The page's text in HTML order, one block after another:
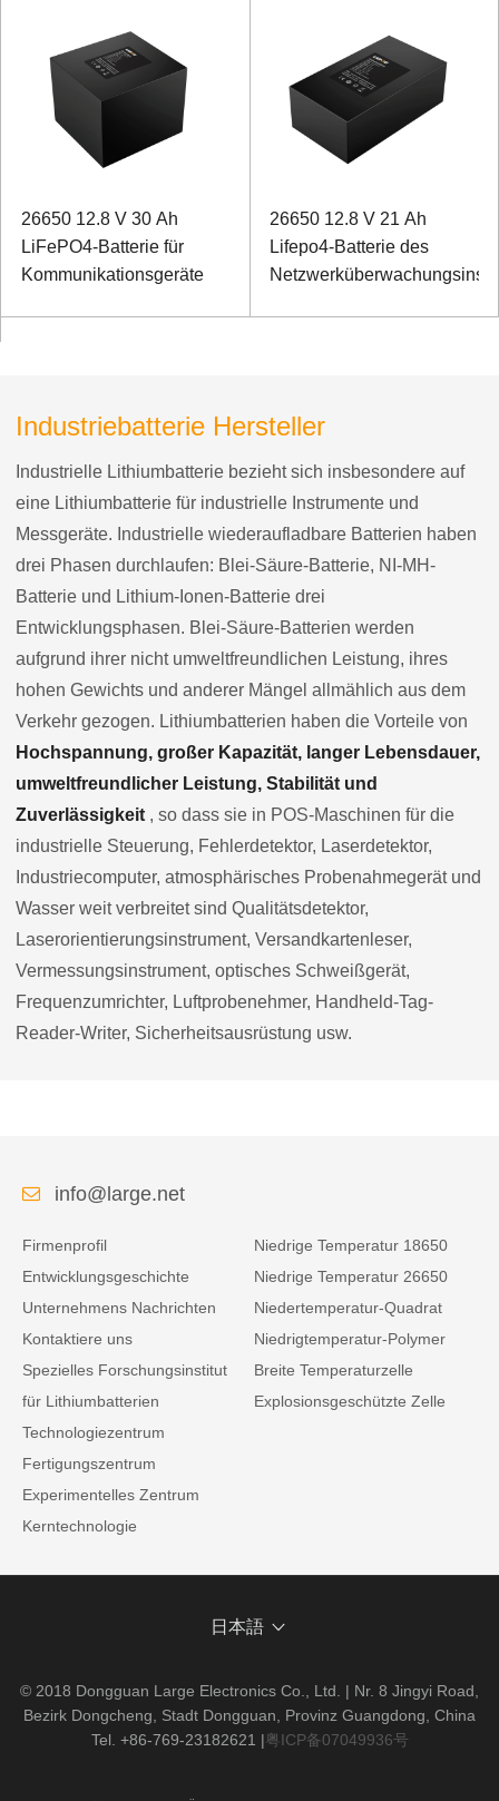
26650 12.8 V 30 Ah
LiFePO4-Batterie für
Kommunikationsgeräte
26650 12.8 V 21 Ah
Lifepo4-Batterie des
Industriebatterie Hersteller
Industrielle Lithiumbatterie bezieht sich insbesondere auf
eine Lithiumbatterie für industrielle Instrumente und
Messgeräte. Industrielle wiederaufladbare Batterien haben
drei Phasen durchlaufen: Blei-Säure-Batterie, NI-MH-
Batterie und Lithium-Ionen-Batterie drei
Entwicklungsphasen. Blei-Säure-Batterien werden
aufgrund ihrer nicht umweltfreundlichen Leistung, ihres
hohen Gewichts und anderer Mängel allmählich aus dem
Verkehr gezogen. Lithiumbatterien haben die Vorteile von
Hochspannung, großer Kapazität, langer Lebensdauer,
umweltfreundlicher Leistung, Stabilität und
Zuverlässigkeit , so dass sie in POS-Maschinen für die
industrielle Steuerung, Fehlerdetektor, Laserdetektor,
Industriecomputer, atmosphärisches Probenahmegerät und
Wasser weit verbreitet sind Qualitätsdetektor,
Laserorientierungsinstrument, Versandkartenleser,
Vermessungsinstrument, optisches Schweißgerät,
Frequenzumrichter, Luftprobenehmer, Handheld-Tag-
Reader-Writer, Sicherheitsausrüstung usw.
info@large.net
Firmenprofil
Entwicklungsgeschichte
Unternehmens Nachrichten
Kontaktiere uns
Spezielles Forschungsinstitut
für Lithiumbatterien
Technologiezentrum
Fertigungszentrum
Experimentelles Zentrum
Kerntechnologie
Niedrige Temperatur 18650
Niedrige Temperatur 26650
Niedertemperatur-Quadrat
Niedrigtemperatur-Polymer
Breite Temperaturzelle
Explosionsgeschützte Zelle
日本語
© 2018 Dongguan Large Electronics Co., Ltd. | Nr. 8 Jingyi Road,
Bezirk Dongcheng, Stadt Dongguan, Provinz Guangdong, China
Tel. +86-769-23182621 |粤ICP备07049936号